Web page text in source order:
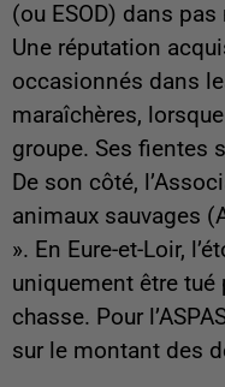
(ou ESOD) dans
Une réputation
occasionnés dans
maraîchères,
groupe. Ses fientes
De son côté,
animaux sauvages
». En Eure-et-Loir,
uniquement être
chasse. Pour
sur le montant des